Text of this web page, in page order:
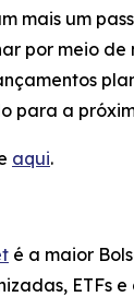
mais um
por meio
para a
aqui.
é a maior
ETFs